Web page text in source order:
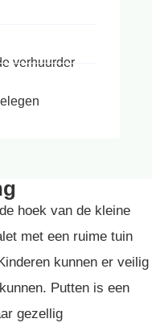
verhuurder
hoek van de kleine
met een ruime tuin
kunnen er veilig
Putten is een
gezellig